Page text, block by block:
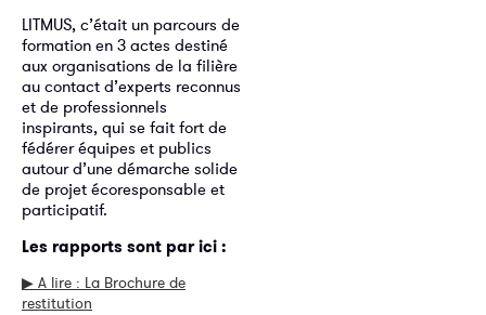
LITMUS, c’était un parcours de
formation en 3 actes destiné
aux organisations de la filière
au contact d’experts reconnus
et de professionnels
inspirants, qui se fait fort de
fédérer équipes et publics
autour d’une démarche solide
de projet écoresponsable et
participatif.
Les rapports sont par ici :
▶︎ A lire : La Brochure de
restitution